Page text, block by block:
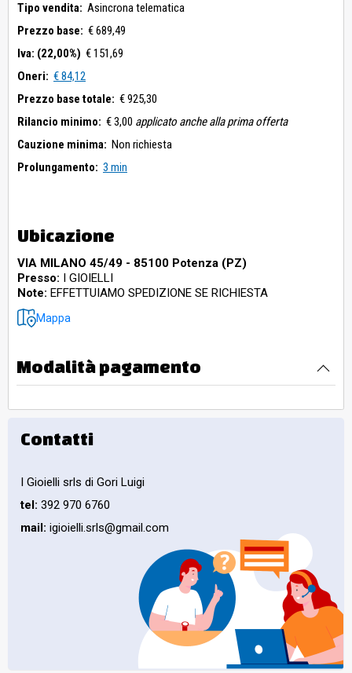
Tipo vendita: Asincrona telematica
Prezzo base: € 689,49
Iva: (22,00%) € 151,69
Oneri: € 84,12
Prezzo base totale: € 925,30
Rilancio minimo: € 3,00 applicato anche alla prima offerta
Cauzione minima: Non richiesta
Prolungamento: 3 min
Ubicazione
VIA MILANO 45/49 - 85100 Potenza (PZ)
Presso: I GIOIELLI
Note: EFFETTUIAMO SPEDIZIONE SE RICHIESTA
Mappa
Modalità pagamento
Contatti
I Gioielli srls di Gori Luigi
tel: 392 970 6760
mail: igioielli.srls@gmail.com